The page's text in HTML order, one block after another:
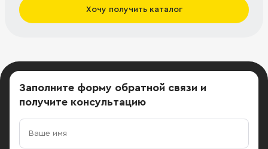
Хочу получить каталог
Заполните форму обратной связи и
получите консультацию